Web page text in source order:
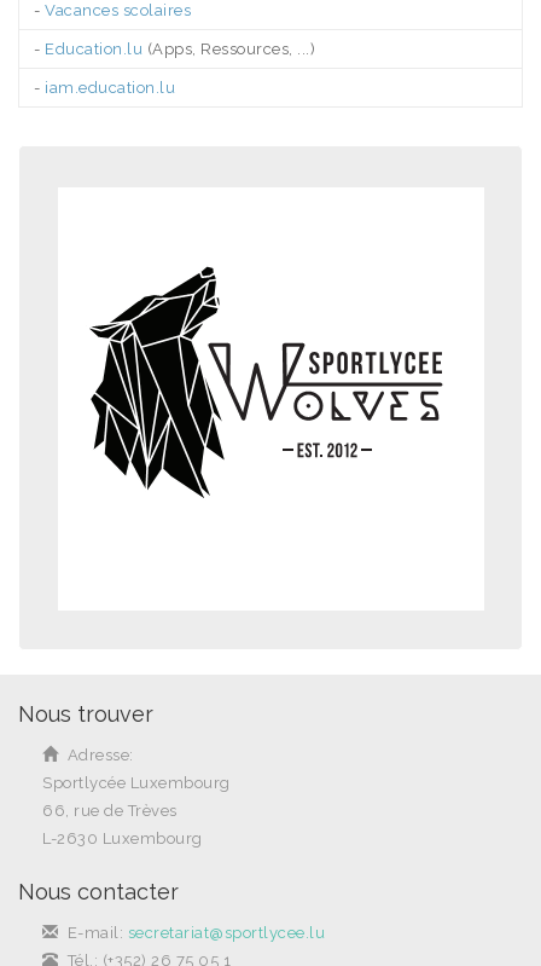
- Vacances scolaires
- Education.lu (Apps, Ressources, ...)
- iam.education.lu
Nous trouver
Adresse:
Sportlycée Luxembourg
66, rue de Trèves
L-2630 Luxembourg
Nous contacter
E-mail: secretariat@sportlycee.lu
Tél.: (+352) 26 75 05 1